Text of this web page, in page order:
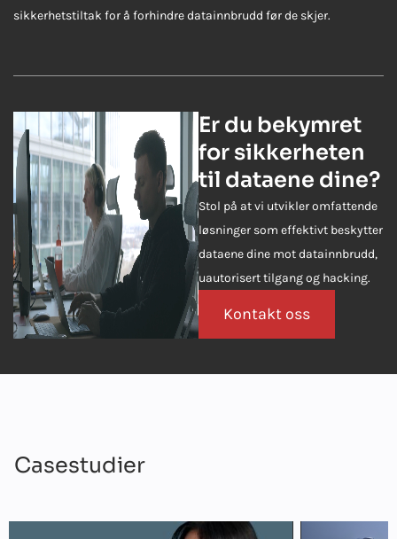
sikkerhetstiltak for å forhindre datainnbrudd før de skjer.
Er du bekymret
for sikkerheten
til dataene dine?
Stol på at vi utvikler omfattende
løsninger som effektivt beskytter
dataene dine mot datainnbrudd,
uautorisert tilgang og hacking.
Kontakt oss
Casestudier